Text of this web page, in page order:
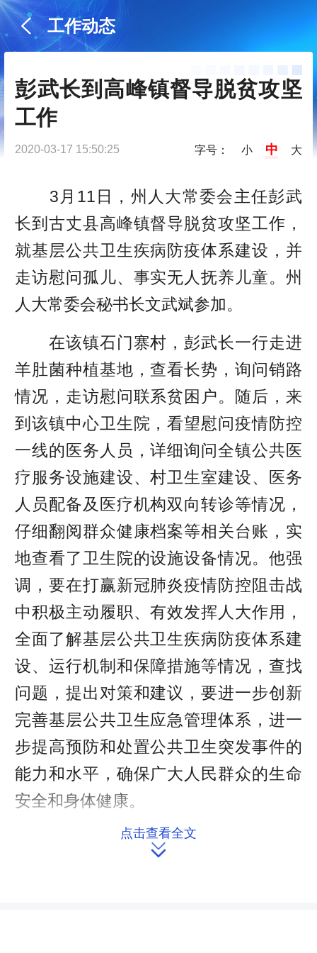
工作动态
彭武长到高峰镇督导脱贫攻坚
工作
2020-03-17 15:50:25 字号： 小 中 大
3月11日，州人大常委会主任彭武
长到古丈县高峰镇督导脱贫攻坚工作，
就基层公共卫生疾病防疫体系建设，并
走访慰问孤儿、事实无人抚养儿童。州
人大常委会秘书长文武斌参加。
在该镇石门寨村，彭武长一行走进
羊肚菌种植基地，查看长势，询问销路
情况，走访慰问联系贫困户。随后，来
到该镇中心卫生院，看望慰问疫情防控
一线的医务人员，详细询问全镇公共医
疗服务设施建设、村卫生室建设、医务
人员配备及医疗机构双向转诊等情况，
仔细翻阅群众健康档案等相关台账，实
地查看了卫生院的设施设备情况。他强
调，要在打赢新冠肺炎疫情防控阻击战
中积极主动履职、有效发挥人大作用，
全面了解基层公共卫生疾病防疫体系建
设、运行机制和保障措施等情况，查找
问题，提出对策和建议，要进一步创新
完善基层公共卫生应急管理体系，进一
步提高预防和处置公共卫生突发事件的
能力和水平，确保广大人民群众的生命
安全和身体健康。
其间，彭武长还来到淘金村、岩坳
点击查看全文
